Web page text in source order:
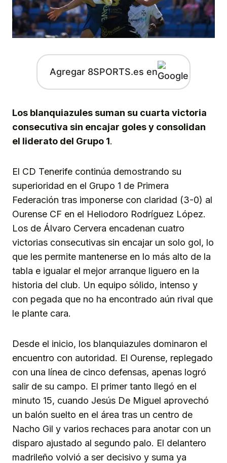
Agregar 8SPORTS.es en
Los blanquiazules suman su cuarta victoria
consecutiva sin encajar goles y consolidan
el liderato del Grupo 1.
El CD Tenerife continúa demostrando su
superioridad en el Grupo 1 de Primera
Federación tras imponerse con claridad (3-0) al
Ourense CF en el Heliodoro Rodríguez López.
Los de Álvaro Cervera encadenan cuatro
victorias consecutivas sin encajar un solo gol, lo
que les permite mantenerse en lo más alto de la
tabla e igualar el mejor arranque liguero en la
historia del club. Un equipo sólido, intenso y
con pegada que no ha encontrado aún rival que
le plante cara.
Desde el inicio, los blanquiazules dominaron el
encuentro con autoridad. El Ourense, replegado
con una línea de cinco defensas, apenas logró
salir de su campo. El primer tanto llegó en el
minuto 15, cuando Jesús De Miguel aprovechó
un balón suelto en el área tras un centro de
Nacho Gil y varios rechaces para anotar con un
disparo ajustado al segundo palo. El delantero
madrileño volvió a ser decisivo y suma ya